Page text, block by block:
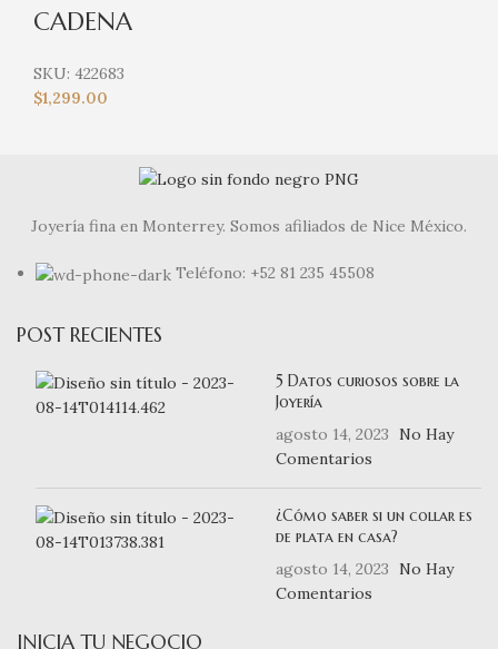
CADENA
SKU: 422683
$1,299.00
Joyería fina en Monterrey. Somos afiliados de Nice México.
Teléfono: +52 81 235 45508
POST RECIENTES
5 Datos curiosos sobre la
Joyería
agosto 14, 2023
No Hay
Comentarios
¿Cómo saber si un collar es
de plata en casa?
agosto 14, 2023
No Hay
Comentarios
INICIA TU NEGOCIO